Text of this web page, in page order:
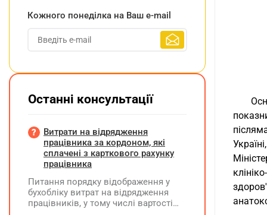
Кожного понеділка на Ваш e-mail
Останні консультації
Витрати на відрядження
працівника за кордоном, які
сплачені з карткового рахунку
працівника
Питання порядку відображення у
бухобліку витрат на відрядження
працівників, у тому числі вартості